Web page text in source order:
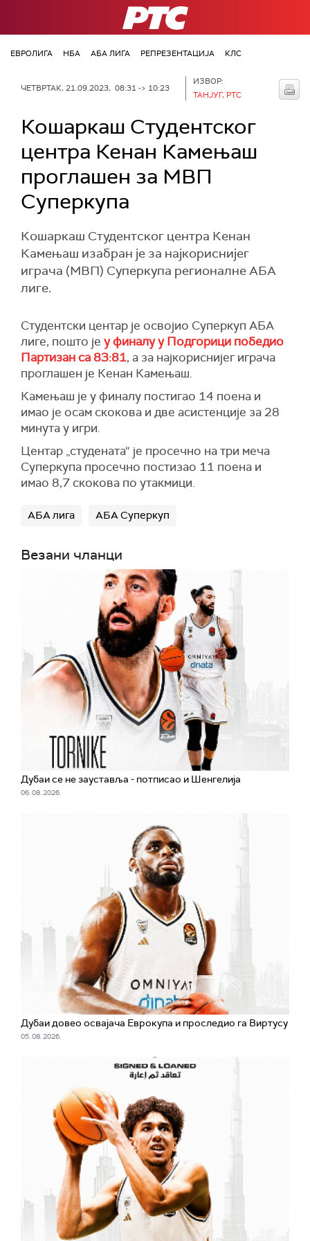
РТС
ЕВРОЛИГА НБА АБА ЛИГА РЕПРЕЗЕНТАЦИЈА КЛС
ЧЕТВРТАК, 21.09.2023, 08:31 -> 10:23
ИЗВОР:
ТАНЈУГ, РТС
Кошаркаш Студентског
центра Кенан Камењаш
проглашен за МВП
Суперкупа
Кошаркаш Студентског центра Кенан
Камењаш изабран је за најкориснијег
играча (МВП) Суперкупа регионалне АБА
лиге.
Студентски центар је освојио Суперкуп АБА
лиге, пошто је у финалу у Подгорици победио
Партизан са 83:81, а за најкориснијег играча
проглашен је Кенан Камењаш.
Камењаш је у финалу постигао 14 поена и
имао је осам скокова и две асистенције за 28
минута у игри.
Центар „студената“ је просечно на три меча
Суперкупа просечно постизао 11 поена и
имао 8,7 скокова по утакмици.
АБА лига АБА Суперкуп
Везани чланци
Дубаи се не зауставља - потписао и Шенгелија
06. 08. 2026.
Дубаи довео освајача Еврокупа и проследио га Виртусу
05. 08. 2026.